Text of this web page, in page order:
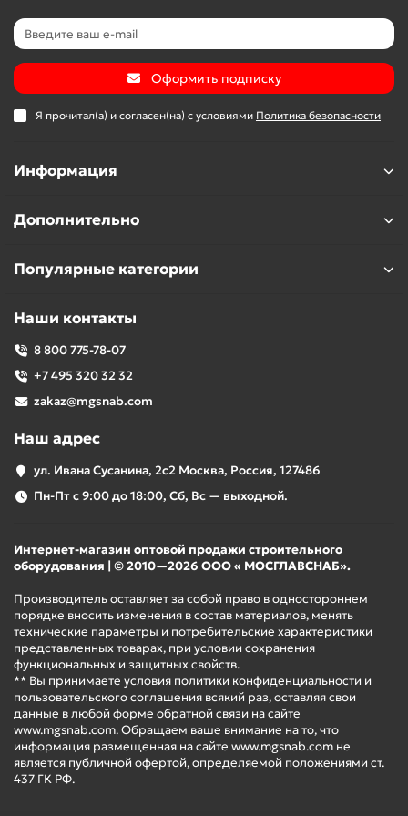
Коммунальных служб и работников складов –
удобство и функциональность для повседневных
Оформить подписку
Я прочитал(а) и согласен(на) с условиями Политика безопасности
Информация
Дополнительно
Популярные категории
Наши контакты
8 800 775-78-07
+7 495 320 32 32
zakaz@mgsnab.com
Наш адрес
ул. Ивана Сусанина, 2с2 Москва, Россия, 127486
Пн-Пт с 9:00 до 18:00, Сб, Вс — выходной.
Интернет-магазин оптовой продажи строительного
оборудования | © 2010—2026 ООО « МОСГЛАВСНАБ».
Производитель оставляет за собой право в одностороннем
порядке вносить изменения в состав материалов, менять
технические параметры и потребительские характеристики
представленных товарах, при условии сохранения
функциональных и защитных свойств.
** Вы принимаете условия политики конфиденциальности и
пользовательского соглашения всякий раз, оставляя свои
данные в любой форме обратной связи на сайте
www.mgsnab.com. Обращаем ваше внимание на то, что
информация размещенная на сайте www.mgsnab.com не
является публичной офертой, определяемой положениями ст.
437 ГК РФ.